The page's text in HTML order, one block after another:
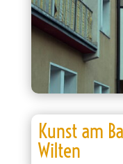
Kunst am
Wilten